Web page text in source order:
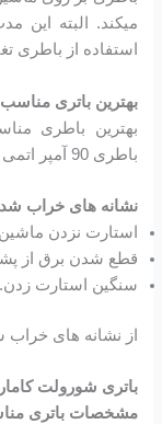
میکند. البته این
استفاده از باطری
بهترین باتری
بهترین باطری
باطری 90 آمپر اتمی برنا باتری میباشد.
نشانه های خراب
استارت نزدن
قطع شدن برق از
سنگین استارت زدن.
از نشانه های
باتری شورولت
مشخصات باتری